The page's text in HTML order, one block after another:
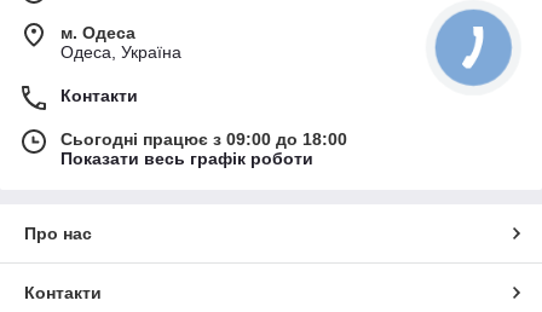
м. Одеса
Одеса, Україна
Контакти
Сьогодні працює з 09:00 до 18:00
Показати весь графік роботи
Про нас
Контакти